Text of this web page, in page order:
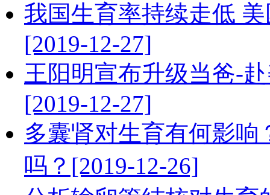
我国生育率持续走低
[2019-12-27]
王阳明宣布升级当爸-
[2019-12-27]
多囊肾对生育有何影
吗？[2019-12-26]